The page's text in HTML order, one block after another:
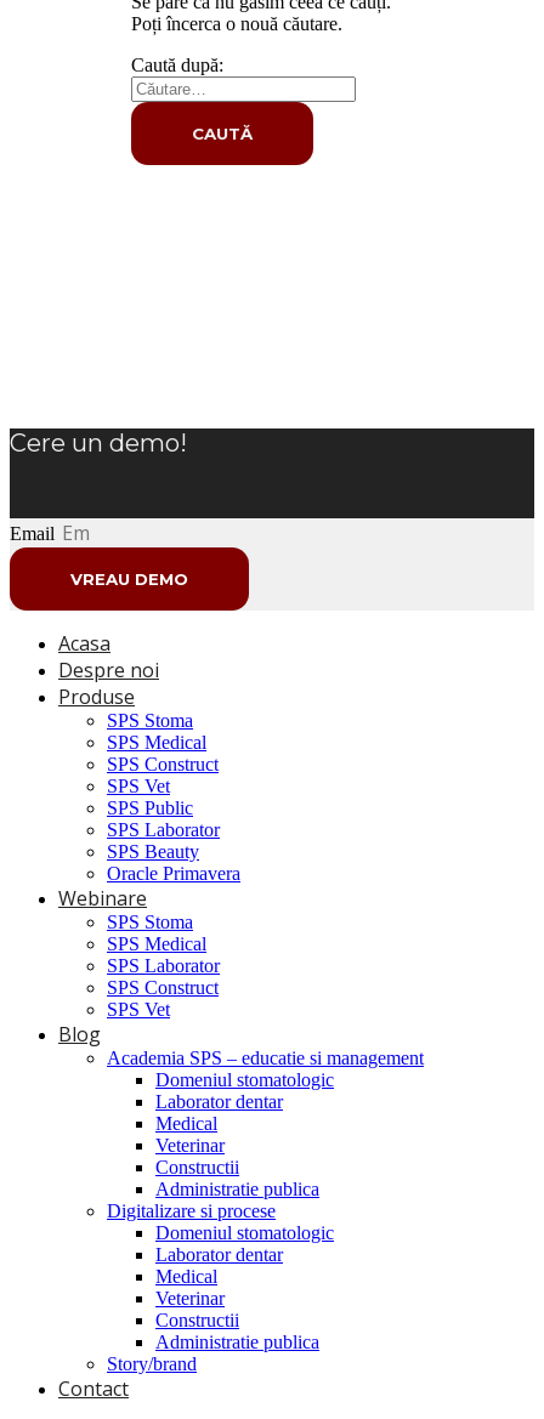
Poți încerca o nouă căutare.
Caută după:
Cere un demo!
Email
VREAU DEMO
Acasa
Despre noi
Produse
SPS Stoma
SPS Medical
SPS Construct
SPS Vet
SPS Public
SPS Laborator
SPS Beauty
Oracle Primavera
Webinare
SPS Stoma
SPS Medical
SPS Laborator
SPS Construct
SPS Vet
Blog
Academia SPS – educatie si management
Domeniul stomatologic
Laborator dentar
Medical
Veterinar
Constructii
Administratie publica
Digitalizare si procese
Domeniul stomatologic
Laborator dentar
Medical
Veterinar
Constructii
Administratie publica
Story/brand
Contact